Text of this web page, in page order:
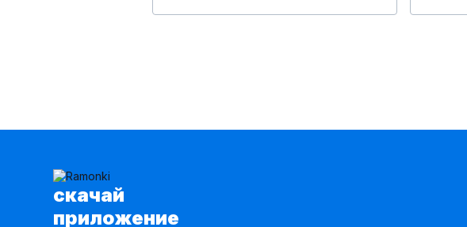
cкачай
приложение